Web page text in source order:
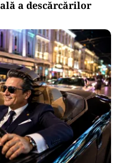
a descărcărilor